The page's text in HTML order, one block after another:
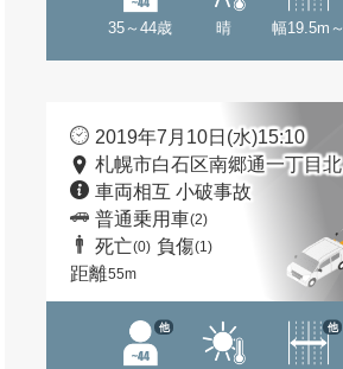
35～44歳 晴 幅19.5m～
2019年7月10日(水)15:10
札幌市白石区南郷通一丁目
車両相互 小破事故
普通乗用車(2)
死亡(0) 負傷(1)
距離55m
他 他